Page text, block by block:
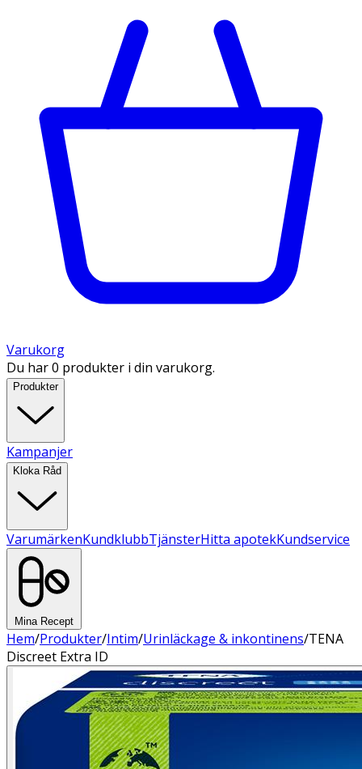
Varukorg
Du har 0 produkter i din varukorg.
Produkter
Kampanjer
Kloka Råd
VarumärkenKundklubbTjänsterHitta apotekKundservice
Mina Recept
Hem/Produkter/Intim/Urinläckage & inkontinens/TENA
Discreet Extra ID